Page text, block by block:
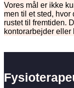
Vores mål er ikke
men til et sted,
rustet til fremtiden.
kontorarbejder